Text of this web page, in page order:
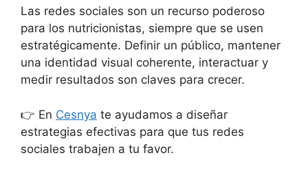
Las redes sociales son un recurso poderoso
para los nutricionistas, siempre que se usen
estratégicamente. Definir un público, mantener
una identidad visual coherente, interactuar y
medir resultados son claves para crecer.
👉 En Cesnya te ayudamos a diseñar
estrategias efectivas para que tus redes
sociales trabajen a tu favor.